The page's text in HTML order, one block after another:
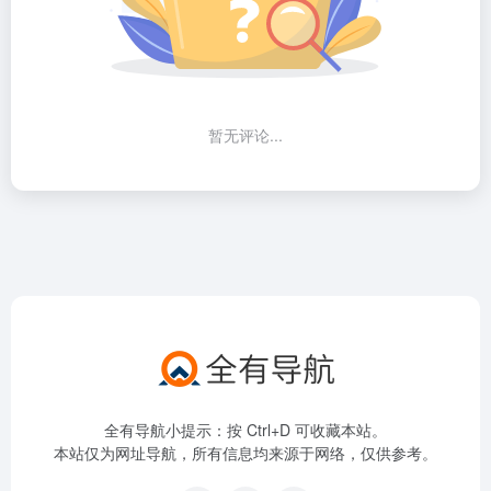
暂无评论...
全有导航小提示：按 Ctrl+D 可收藏本站。
本站仅为网址导航，所有信息均来源于网络，仅供参考。